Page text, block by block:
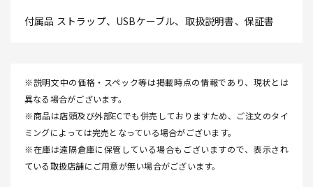
付属品 ストラップ、USBケーブル、取扱説明書、保証書
※説明文中の価格・スペック等は掲載時点の情報であり、現状とは
異なる場合がございます。
※商品は店頭及び外部ECでも併売しておりますため、ご注文のタイ
ミングによっては完売となっている場合がございます。
※在庫は遠隔倉庫に保管している場合もございますので、表示され
ている取扱店舗にご用意が無い場合がございます。